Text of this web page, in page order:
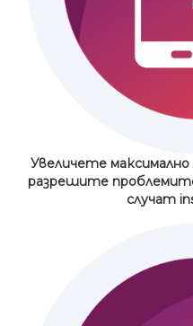
Увеличете
разрешите
случат